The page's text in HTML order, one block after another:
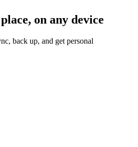
on any device
back up, and get personal